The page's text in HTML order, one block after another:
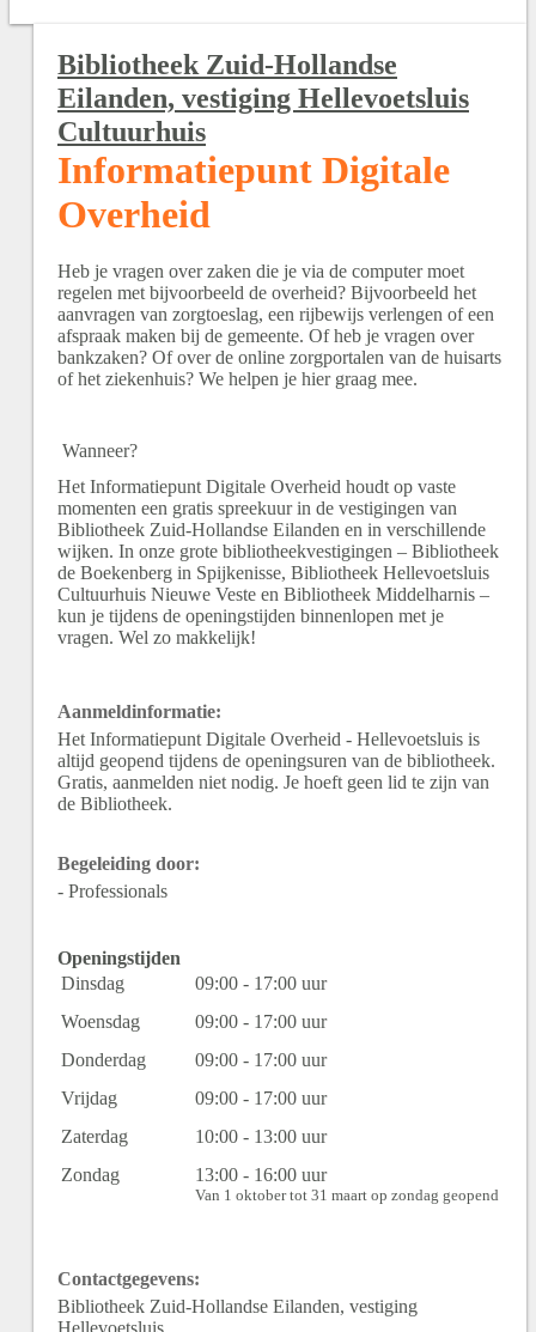
Bibliotheek Zuid-Hollandse
Eilanden, vestiging Hellevoetsluis
Cultuurhuis
Informatiepunt Digitale
Overheid
Heb je vragen over zaken die je via de computer moet
regelen met bijvoorbeeld de overheid? Bijvoorbeeld het
aanvragen van zorgtoeslag, een rijbewijs verlengen of een
afspraak maken bij de gemeente. Of heb je vragen over
bankzaken? Of over de online zorgportalen van de huisarts
of het ziekenhuis? We helpen je hier graag mee.
Wanneer?
Het Informatiepunt Digitale Overheid houdt op vaste
momenten een gratis spreekuur in de vestigingen van
Bibliotheek Zuid-Hollandse Eilanden en in verschillende
wijken. In onze grote bibliotheekvestigingen – Bibliotheek
de Boekenberg in Spijkenisse, Bibliotheek Hellevoetsluis
Cultuurhuis Nieuwe Veste en Bibliotheek Middelharnis –
kun je tijdens de openingstijden binnenlopen met je
vragen. Wel zo makkelijk!
Aanmeldinformatie:
Het Informatiepunt Digitale Overheid - Hellevoetsluis is
altijd geopend tijdens de openingsuren van de bibliotheek.
Gratis, aanmelden niet nodig. Je hoeft geen lid te zijn van
de Bibliotheek.
Begeleiding door:
- Professionals
Openingstijden
Dinsdag
09:00 - 17:00 uur
Woensdag
09:00 - 17:00 uur
Donderdag
09:00 - 17:00 uur
Vrijdag
09:00 - 17:00 uur
Zaterdag
10:00 - 13:00 uur
Zondag
13:00 - 16:00 uur
Van 1 oktober tot 31 maart op zondag geopend
Contactgegevens:
Bibliotheek Zuid-Hollandse Eilanden, vestiging
Hellevoetsluis